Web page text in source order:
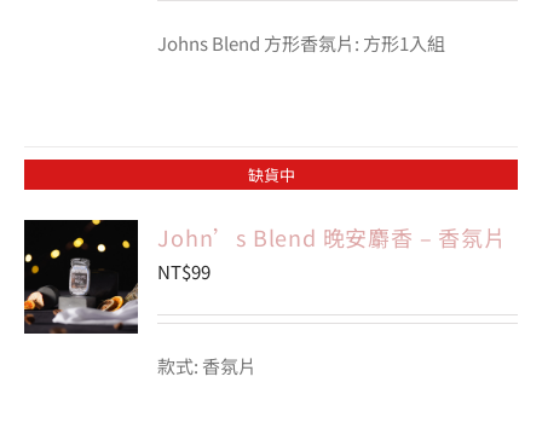
Johns Blend 方形香氛片: 方形1入組
缺貨中
John’s Blend 晚安麝香 – 香氛片
NT$99
款式: 香氛片